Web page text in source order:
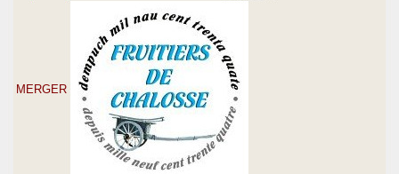
MERGER